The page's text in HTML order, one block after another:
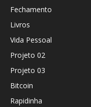
Fechamento
Livros
Vida Pessoal
Projeto 02
Projeto 03
Bitcoin
Rapidinha